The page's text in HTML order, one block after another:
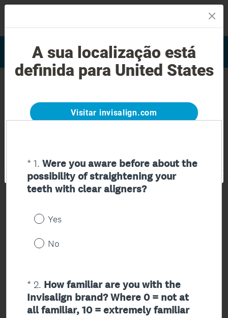
Avaliação do sorriso
Encontrar um Invisalign
provider
SurveyMonkey Page for Aligners
A sua localização está
definida para United States
Visitar invisalign.com